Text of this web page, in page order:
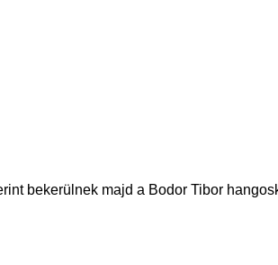
bekerülnek majd a Bodor Tibor